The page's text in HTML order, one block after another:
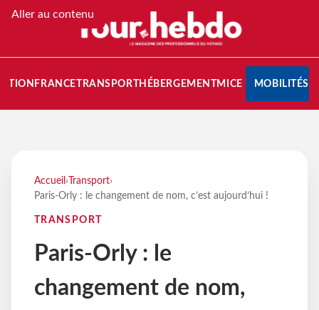
Aller au contenu
FRANCETRANSPORT HÉBERGEMENTMICE MOBILITÉS
Accueil › Transport›
Paris-Orly : le changement de nom, c’est aujourd’hui !
TRANSPORT
Paris-Orly : le
changement de nom,